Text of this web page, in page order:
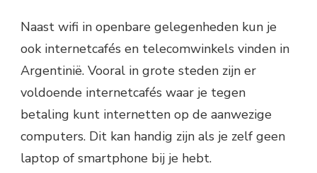
Naast wifi in openbare gelegenheden kun je
ook internetcafés en telecomwinkels vinden in
Argentinië. Vooral in grote steden zijn er
voldoende internetcafés waar je tegen
betaling kunt internetten op de aanwezige
computers. Dit kan handig zijn als je zelf geen
laptop of smartphone bij je hebt.